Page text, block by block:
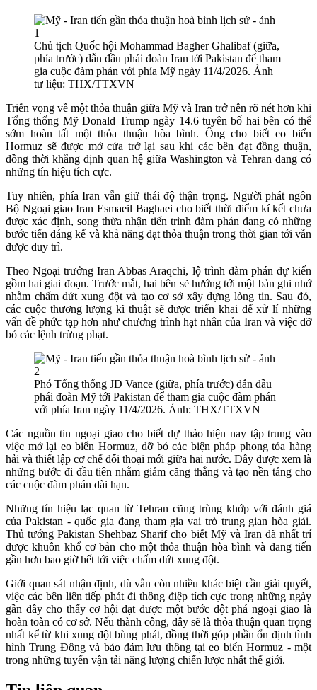
Chủ tịch Quốc hội Mohammad Bagher Ghalibaf (giữa,
phía trước) dẫn đầu phái đoàn Iran tới Pakistan để tham
gia cuộc đàm phán với phía Mỹ ngày 11/4/2026. Ảnh
tư liệu: THX/TTXVN
Triển vọng về một thỏa thuận giữa Mỹ và Iran trở nên rõ nét hơn khi
Tổng thống Mỹ Donald Trump ngày 14.6 tuyên bố hai bên có thể
sớm hoàn tất một thỏa thuận hòa bình. Ông cho biết eo biển
Hormuz sẽ được mở cửa trở lại sau khi các bên đạt đồng thuận,
đồng thời khẳng định quan hệ giữa Washington và Tehran đang có
những tín hiệu tích cực.
Tuy nhiên, phía Iran vẫn giữ thái độ thận trọng. Người phát ngôn
Bộ Ngoại giao Iran Esmaeil Baghaei cho biết thời điểm kí kết chưa
được xác định, song thừa nhận tiến trình đàm phán đang có những
bước tiến đáng kể và khả năng đạt thỏa thuận trong thời gian tới vẫn
được duy trì.
Theo Ngoại trưởng Iran Abbas Araqchi, lộ trình đàm phán dự kiến
gồm hai giai đoạn. Trước mắt, hai bên sẽ hướng tới một bản ghi nhớ
nhằm chấm dứt xung đột và tạo cơ sở xây dựng lòng tin. Sau đó,
các cuộc thương lượng kĩ thuật sẽ được triển khai để xử lí những
vấn đề phức tạp hơn như chương trình hạt nhân của Iran và việc dỡ
bỏ các lệnh trừng phạt.
Phó Tổng thống JD Vance (giữa, phía trước) dẫn đầu
phái đoàn Mỹ tới Pakistan để tham gia cuộc đàm phán
với phía Iran ngày 11/4/2026. Ảnh: THX/TTXVN
Các nguồn tin ngoại giao cho biết dự thảo hiện nay tập trung vào
việc mở lại eo biển Hormuz, dỡ bỏ các biện pháp phong tỏa hàng
hải và thiết lập cơ chế đối thoại mới giữa hai nước. Đây được xem là
những bước đi đầu tiên nhằm giảm căng thẳng và tạo nền tảng cho
các cuộc đàm phán dài hạn.
Những tín hiệu lạc quan từ Tehran cũng trùng khớp với đánh giá
của Pakistan - quốc gia đang tham gia vai trò trung gian hòa giải.
Thủ tướng Pakistan Shehbaz Sharif cho biết Mỹ và Iran đã nhất trí
được khuôn khổ cơ bản cho một thỏa thuận hòa bình và đang tiến
gần hơn bao giờ hết tới việc chấm dứt xung đột.
Giới quan sát nhận định, dù vẫn còn nhiều khác biệt cần giải quyết,
việc các bên liên tiếp phát đi thông điệp tích cực trong những ngày
gần đây cho thấy cơ hội đạt được một bước đột phá ngoại giao là
hoàn toàn có cơ sở. Nếu thành công, đây sẽ là thỏa thuận quan trọng
nhất kể từ khi xung đột bùng phát, đồng thời góp phần ổn định tình
hình Trung Đông và bảo đảm lưu thông tại eo biển Hormuz - một
trong những tuyến vận tải năng lượng chiến lược nhất thế giới.